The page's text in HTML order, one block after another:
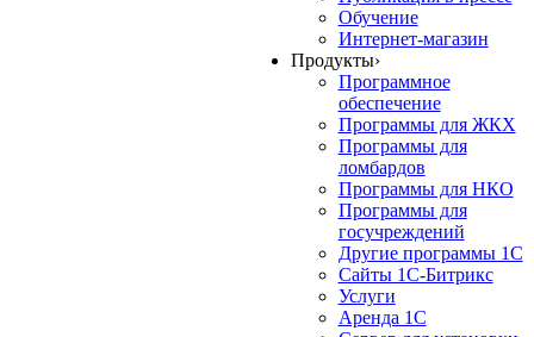
Обучение
Интернет-магазин
Продукты›
Программное
обеспечение
Программы для ЖКХ
Программы для
ломбардов
Программы для НКО
Программы для
госучреждений
Другие программы 1С
Сайты 1С-Битрикс
Услуги
Аренда 1С